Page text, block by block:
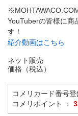
YouTuberの皆様に商
す！
紹介動画はこちら
ネット販売
価格（税込）
コメリカード番号
コメリポイント ：